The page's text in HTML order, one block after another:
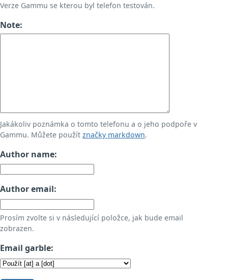
Verze Gammu se kterou byl telefon testován.
Note:
Jakákoliv poznámka o tomto telefonu a o jeho podpoře v
Gammu. Můžete použít značky markdown.
Author name:
Author email:
Prosím zvolte si v následující položce, jak bude email
zobrazen.
Email garble: